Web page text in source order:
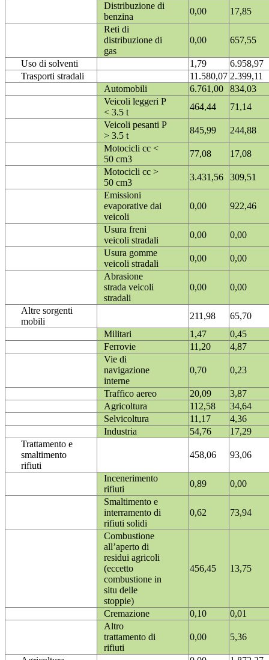
Distribuzione di
benzina
0,00
17,85
Reti di
distribuzione di
gas
0,00 657,55
Uso di solventi 1,79
6.958,97
Trasporti stradali
11.580,07 2.399,11
Automobili
6.761,00
834,03
Veicoli leggeri P
< 3.5 t
464,44
71,14
Veicoli pesanti P
> 3.5 t
845,99
244,88
Motocicli cc <
50 cm3
77,08
17,08
Motocicli cc >
50 cm3
3.431,56
309,51
Emissioni
evaporative dai
veicoli
0,00 922,46
Usura freni
veicoli stradali
0,00
0,00
Usura gomme
veicoli stradali
0,00
0,00
Abrasione
strada veicoli
stradali
0,00 0,00
Altre sorgenti
mobili
211,98
65,70
Militari
1,47
0,45
Ferrovie
11,20
4,87
Vie di
navigazione
interne
0,70 0,23
Traffico aereo 20,09
3,87
Agricoltura
112,58
34,64
Selvicoltura
11,17
4,36
Industria
54,76
17,29
Trattamento e
smaltimento
rifiuti
458,06 93,06
Incenerimento
rifiuti
0,89
0,00
Smaltimento e
interramento di
rifiuti solidi
0,62 73,94
Combustione
all’aperto di
residui agricoli
(eccetto
combustione in
situ delle
stoppie)
456,45 13,75
Cremazione 0,10
0,01
Altro
trattamento di
rifiuti
0,00 5,36